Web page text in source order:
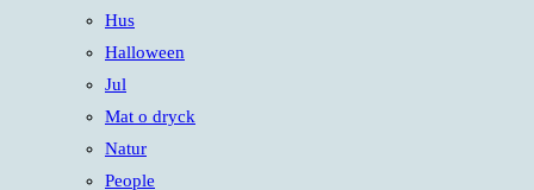
Hus
Halloween
Jul
Mat o dryck
Natur
People